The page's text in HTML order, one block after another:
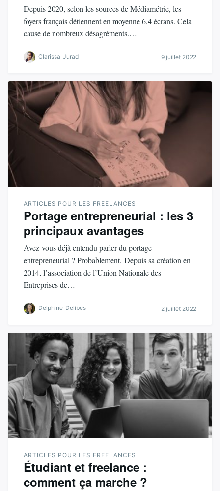
Depuis 2020, selon les sources de Médiamétrie, les
foyers français détiennent en moyenne 6,4 écrans. Cela
cause de nombreux désagréments.…
Clarissa_Jurad 9 juillet 2022
ARTICLES POUR LES FREELANCES
Portage entrepreneurial : les 3
principaux avantages
Avez-vous déjà entendu parler du portage
entrepreneurial ? Probablement. Depuis sa création en
2014, l’association de l’Union Nationale des
Entreprises de…
Delphine_Delibes 2 juillet 2022
ARTICLES POUR LES FREELANCES
Étudiant et freelance :
comment ça marche ?